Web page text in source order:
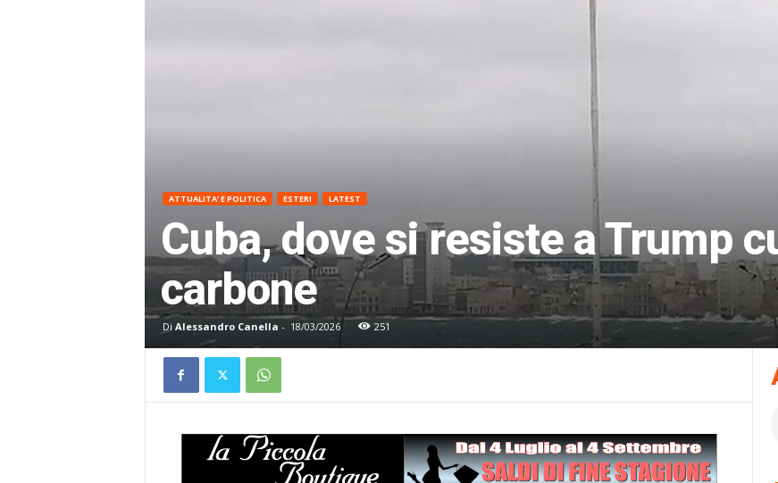
ATTUALITA' E POLITICA ESTERI LATEST
Cuba, dove si resiste a Trump
carbone
Di Alessandro Canella - 18/03/2026 251